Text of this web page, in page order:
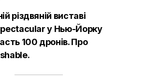
різдвяній виставі
у Нью-Йорку
100 дронів. Про